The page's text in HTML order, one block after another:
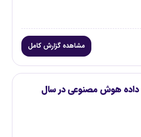
مشاهده گزارش کامل
داده هوش مصنوعی در سال